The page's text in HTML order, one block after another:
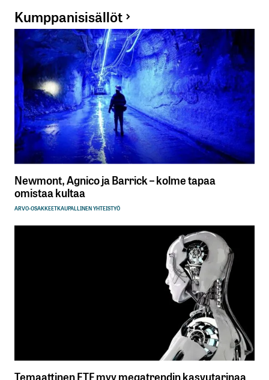
Kumppanisisällöt
Newmont, Agnico ja Barrick – kolme tapaa
omistaa kultaa
ARVO-OSAKKEETKAUPALLINEN YHTEISTYÖ
Temaattinen ETF myy megatrendin kasvutarinaa